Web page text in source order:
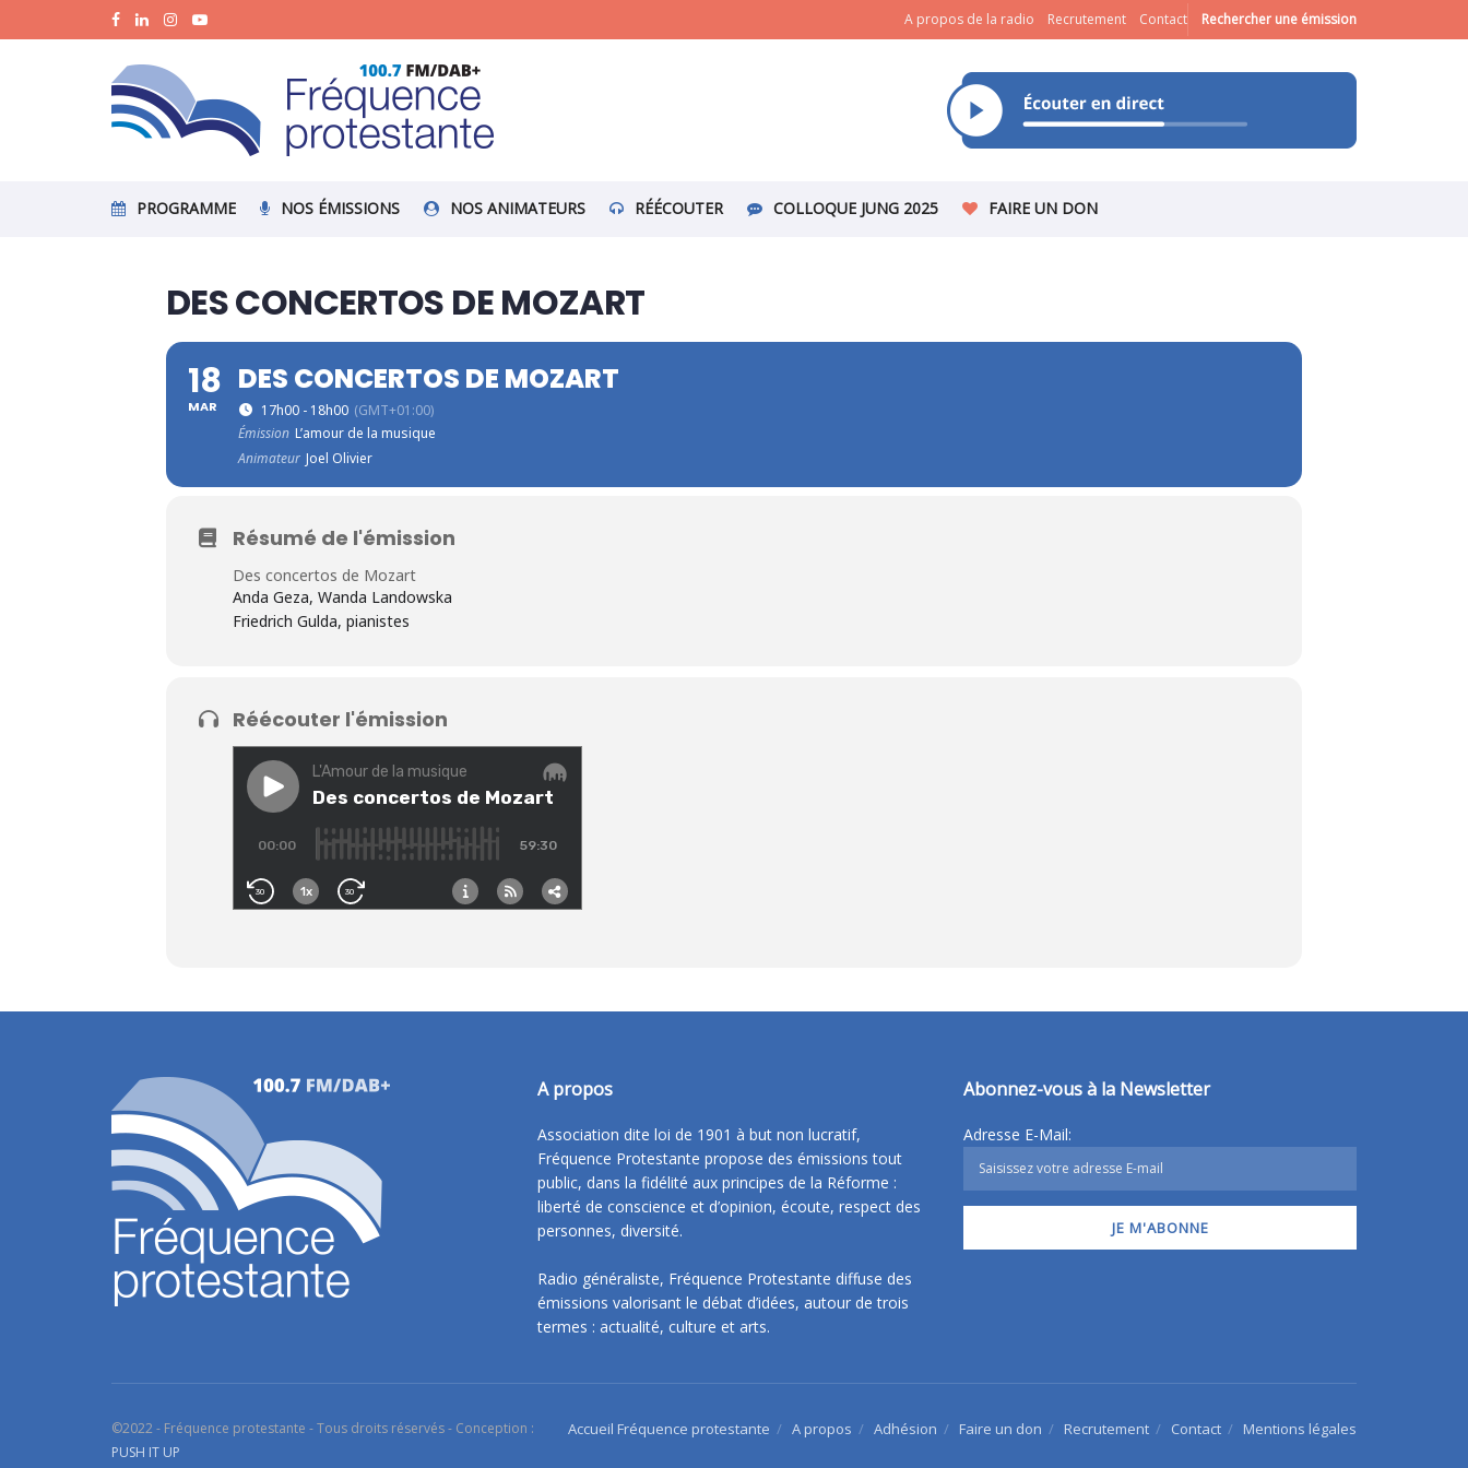
A propos de la radio Recrutement Contact Rechercher une émission
PROGRAMME NOS ÉMISSIONS NOS ANIMATEURS RÉÉCOUTER COLLOQUE JUNG 2025 FAIRE UN DON
DES CONCERTOS DE MOZART
18
MAR
DES CONCERTOS DE MOZART
17h00 - 18h00 (GMT+01:00)
Émission L’amour de la musique
Animateur Joel Olivier
Résumé de l'émission
Des concertos de Mozart
Anda Geza, Wanda Landowska
Friedrich Gulda, pianistes
Réécouter l'émission
A propos
Association dite loi de 1901 à but non lucratif,
Fréquence Protestante propose des émissions tout
public, dans la fidélité aux principes de la Réforme :
liberté de conscience et d’opinion, écoute, respect des
personnes, diversité.
Radio généraliste, Fréquence Protestante diffuse des
émissions valorisant le débat d’idées, autour de trois
termes : actualité, culture et arts.
Abonnez-vous à la Newsletter
Adresse E-Mail:
Accueil Fréquence protestante A propos Adhésion Faire un don Recrutement Contact Mentions légales
©2022 - Fréquence protestante - Tous droits réservés - Conception :
PUSH IT UP